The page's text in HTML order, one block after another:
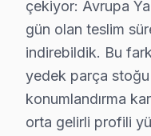
Beylikdüzü'de
Beylikdüzü garanti
• Beylikdüzü'de
• Beylikdüzü
• Beylikdüzü'de
çekiyor: Avrupa
gün olan teslim
indirebildik. Bu
yedek parça
konumlandırma
orta gelirli profili